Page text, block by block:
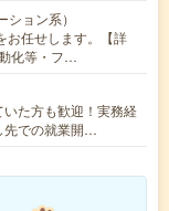
ョン系）
お任せします。【詳
化等・フ…
た方も歓迎！実務経
先での就業開…